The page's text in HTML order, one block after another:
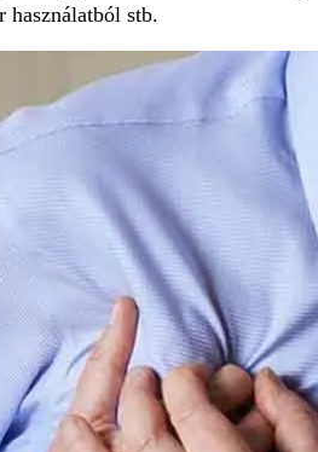
használatból stb.